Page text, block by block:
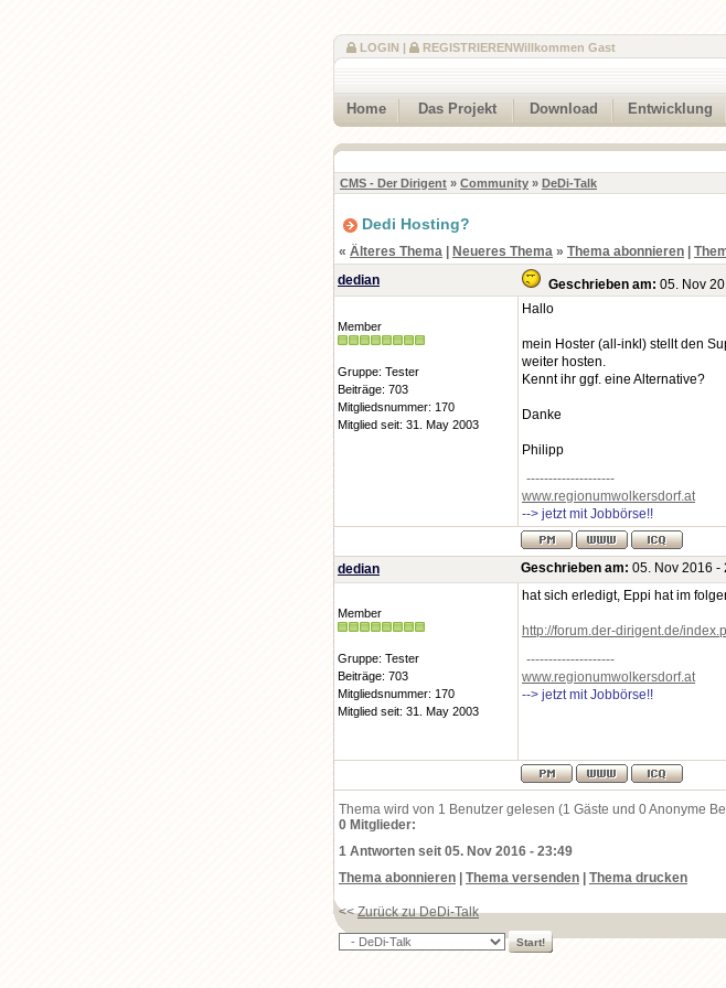
Willkommen Gast
LOGIN | REGISTRIEREN
Home Das Projekt Download Entwicklung
CMS - Der Dirigent » Community » DeDi-Talk
Dedi Hosting?
« Älteres Thema Neueres Thema » Thema abonnieren
dedian
Geschrieben am: 05. Nov
Member
Gruppe: Tester
Beiträge: 703
Mitgliedsnummer: 170
Mitglied seit: 31. May 2003
Hallo
mein Hoster (all-inkl) stellt den
weiter hosten.
Kennt ihr ggf. eine Alternative?
Danke
Philipp
--------------------
www.regionumwolkersdorf.at
--> jetzt mit Jobbörse!!
dedian Geschrieben am: 05. Nov 2016 -
Member
Gruppe: Tester
Beiträge: 703
Mitgliedsnummer: 170
Mitglied seit: 31. May 2003
hat sich erledigt, Eppi hat im
http://forum.der-dirigent.de/
--------------------
www.regionumwolkersdorf.at
--> jetzt mit Jobbörse!!
Thema wird von 1 Benutzer gelesen (1 Gäste und 0 Anonyme
0 Mitglieder:
1 Antworten seit 05. Nov 2016 - 23:49
Thema abonnieren
Thema versenden Thema drucken
<<Zurück zu DeDi-Talk